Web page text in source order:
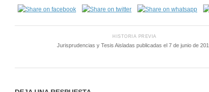
HISTORIA PREVIA
Jurisprudencias y Tesis Aisladas publicadas el 7 de junio de